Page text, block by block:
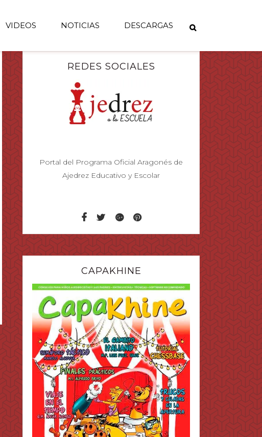
VIDEOS NOTICIAS DESCARGAS
REDES SOCIALES
Portal del Programa Oficial Aragonés de
Ajedrez Educativo y Escolar
CAPAKHINE